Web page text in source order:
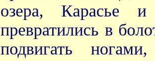
озера, Карасье
превратились в
подвигать